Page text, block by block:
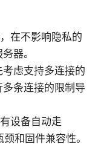
在不影响隐私的
器。
虑支持多连接的
条连接的限制导
设备自动走
和固件兼容性。